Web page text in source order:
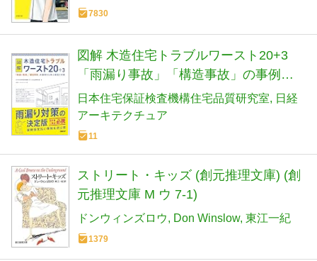
7830
図解 木造住宅トラブルワースト20+3
「雨漏り事故」「構造事故」の事例か
ら学ぶ原因と対策
日本住宅保証検査機構住宅品質研究室
日経
アーキテクチュア
11
ストリート・キッズ (創元推理文庫) (創
元推理文庫 M ウ 7-1)
ドンウィンズロウ Don Winslow 東江一紀
1379